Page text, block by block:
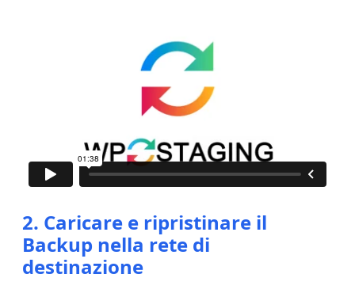
2. Caricare e ripristinare il
Backup nella rete di
destinazione